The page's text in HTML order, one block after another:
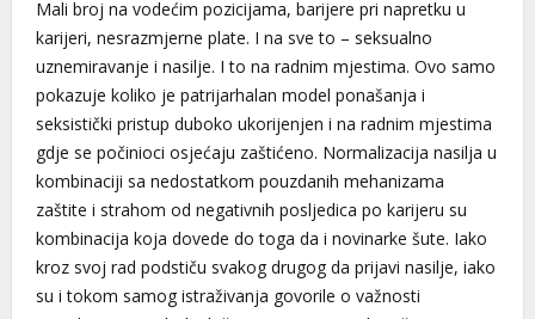
Mali broj na vodećim pozicijama, barijere pri napretku u
karijeri, nesrazmjerne plate. I na sve to – seksualno
uznemiravanje i nasilje. I to na radnim mjestima. Ovo samo
pokazuje koliko je patrijarhalan model ponašanja i
seksistički pristup duboko ukorijenjen i na radnim mjestima
gdje se počinioci osjećaju zaštićeno. Normalizacija nasilja u
kombinaciji sa nedostatkom pouzdanih mehanizama
zaštite i strahom od negativnih posljedica po karijeru su
kombinacija koja dovede do toga da i novinarke šute. Iako
kroz svoj rad podstiču svakog drugog da prijavi nasilje, iako
su i tokom samog istraživanja govorile o važnosti